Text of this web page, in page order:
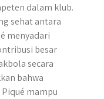
dalam klub.
sehat antara
menyadari
besar
secara
bahwa
mampu